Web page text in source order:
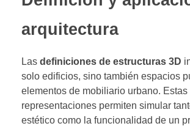
arquitectura
Las definiciones de estructuras 3D
solo edificios, sino también espacios
elementos de mobiliario urbano. Estas
representaciones permiten simular
estético como la funcionalidad de un